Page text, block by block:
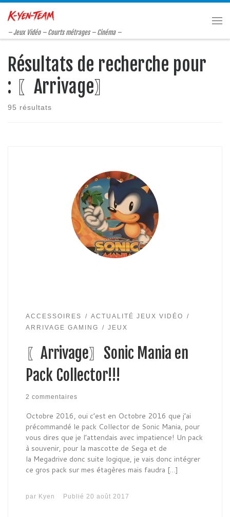
Passer au contenu
– Jeux Vidéo – Courts métrages – Cinéma –
Résultats de recherche pour
: 〖Arrivage〗
95 résultats
ACCESSOIRES
ACTUALITÉ JEUX VIDÉO
ARRIVAGE GAMING
JEUX
〖Arrivage〗Sonic Mania en
Pack Collector!!!
2 commentaires
Octobre 2016, oui c’est en Octobre 2016 que j’ai
précommandé le pack Collector de Sonic Mania, pour
vous dires que je l’attendais avec impatience! Un pack
à souvenir, pour la mascotte de Sega et de
la Megadrive donc suite logique, je vais donc intégrer
ce gros pack sur mes étagères mais faudra […]
par Kyen Publié 20 août 2017